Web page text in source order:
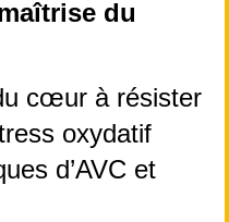
du
cœur à résister
oxydatif
d’AVC et